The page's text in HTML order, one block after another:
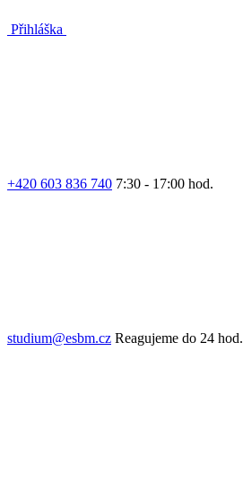
Přihláška
+420 603 836 740 7:30 - 17:00 hod.
studium@esbm.cz Reagujeme do 24 hod.